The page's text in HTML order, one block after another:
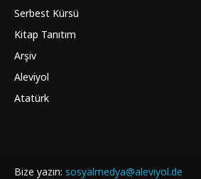
Serbest Kürsü
Kitap Tanıtım
Arşiv
Aleviyol
Atatürk
Bize yazın: sosyalmedya@aleviyol.de